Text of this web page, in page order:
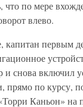
что по мере
влево.
капитан первым
и снова включил
прямо по курсу,
Каньон» на